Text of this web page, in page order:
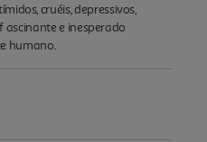
cruéis, depressivos,
e inesperado
humano.